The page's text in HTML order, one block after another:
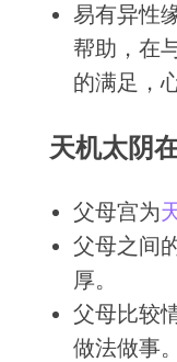
易有异性
帮助，在
的满足，
天机太阴
父母宫为
父母之间
厚。
父母比较
做法做事。